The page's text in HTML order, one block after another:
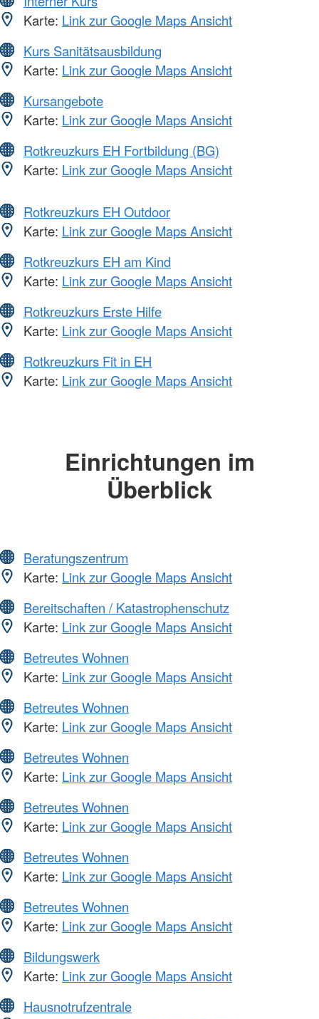
Karte: Link zur Google Maps Ansicht
Kurs Sanitätsausbildung
Karte: Link zur Google Maps Ansicht
Kursangebote
Karte: Link zur Google Maps Ansicht
Rotkreuzkurs EH Fortbildung (BG)
Karte: Link zur Google Maps Ansicht
Rotkreuzkurs EH Outdoor
Karte: Link zur Google Maps Ansicht
Rotkreuzkurs EH am Kind
Karte: Link zur Google Maps Ansicht
Rotkreuzkurs Erste Hilfe
Karte: Link zur Google Maps Ansicht
Rotkreuzkurs Fit in EH
Karte: Link zur Google Maps Ansicht
Einrichtungen im
Überblick
Beratungszentrum
Karte: Link zur Google Maps Ansicht
Bereitschaften / Katastrophenschutz
Karte: Link zur Google Maps Ansicht
Betreutes Wohnen
Karte: Link zur Google Maps Ansicht
Betreutes Wohnen
Karte: Link zur Google Maps Ansicht
Betreutes Wohnen
Karte: Link zur Google Maps Ansicht
Betreutes Wohnen
Karte: Link zur Google Maps Ansicht
Betreutes Wohnen
Karte: Link zur Google Maps Ansicht
Betreutes Wohnen
Karte: Link zur Google Maps Ansicht
Bildungswerk
Karte: Link zur Google Maps Ansicht
Hausnotrufzentrale